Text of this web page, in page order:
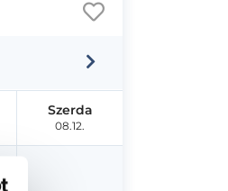
Szerda
08.12.